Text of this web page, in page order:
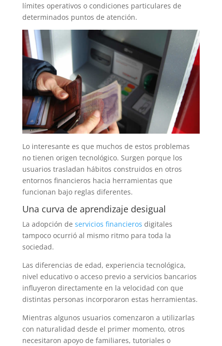
límites operativos o condiciones particulares de
determinados puntos de atención.
Lo interesante es que muchos de estos problemas
no tienen origen tecnológico. Surgen porque los
usuarios trasladan hábitos construidos en otros
entornos financieros hacia herramientas que
funcionan bajo reglas diferentes.
Una curva de aprendizaje desigual
La adopción de servicios financieros digitales
tampoco ocurrió al mismo ritmo para toda la
sociedad.
Las diferencias de edad, experiencia tecnológica,
nivel educativo o acceso previo a servicios bancarios
influyeron directamente en la velocidad con que
distintas personas incorporaron estas herramientas.
Mientras algunos usuarios comenzaron a utilizarlas
con naturalidad desde el primer momento, otros
necesitaron apoyo de familiares, tutoriales o